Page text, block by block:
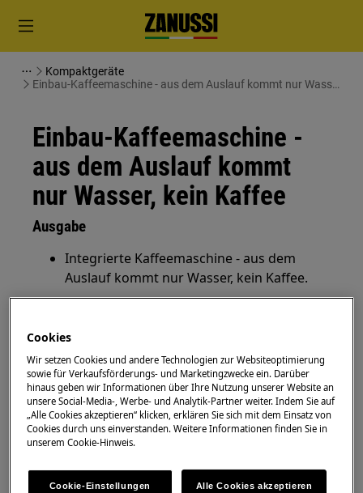
Kompaktgeräte
Einbau-Kaffeemaschine - aus dem Auslauf kommt nur Wasser,
Einbau-Kaffeemaschine -
aus dem Auslauf kommt
nur Wasser, kein Kaffee
Ausgabe
Integrierte Kaffeemaschine - aus dem
Auslauf kommt nur Wasser, kein Kaffee.
Einbau-Kaffeevollautomat
Lösung
Reinigen Sie die Düsen mit einer Holz- oder
Plastikgabel.
in der beschrieben
Cookies
Wir setzen Cookies und andere Technologien zur Websiteoptimierung
sowie für Verkaufsförderungs- und Marketingzwecke ein. Darüber
hinaus geben wir Informationen über Ihre Nutzung unserer Website an
unsere Social-Media-, Werbe- und Analytik-Partner weiter. Indem Sie auf
„Alle Cookies akzeptieren“ klicken, erklären Sie sich mit dem Einsatz von
Cookies durch uns einverstanden. Weitere Informationen finden Sie in
unserem Cookie-Hinweis.
Cookie-Einstellungen Alle Cookies akzeptieren